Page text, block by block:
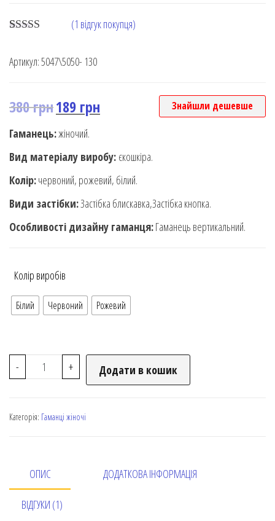
based on
(1 відгук покупця)
Артикул:5047\5050- 130
380грн189 грн Знайшли дешевше
Гаманець:жіночий.
Вид матеріалу виробу: єкошкіра.
Колір:червоний, рожевий, білий.
Види застібки:Застібка блискавка,Застібка кнопка.
Особливості дизайну гаманця:Гаманець вертикальний.
Колір виробів
Білий Червоний Рожевий
- + Додати в кошик
Категорія: Гаманці жіночі
ОПИС ДОДАТКОВА ІНФОРМАЦІЯ
ВІДГУКИ (1)